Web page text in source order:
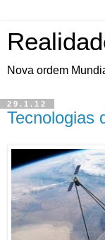
Nova ordem
29.1.12
Tecnologias